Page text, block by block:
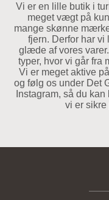
Vi er en lille butik i
meget vægt på
mange skønne
fjern. Derfor har vi
glæde af vores
typer, hvor vi går fra
Vi er meget aktive
og følg os under Det
Instagram, så du
vi er sikre